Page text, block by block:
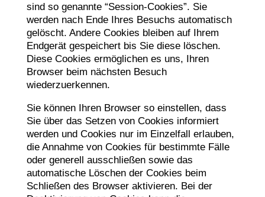
sind so genannte “Session-Cookies”. Sie
werden nach Ende Ihres Besuchs automatisch
gelöscht. Andere Cookies bleiben auf Ihrem
Endgerät gespeichert bis Sie diese löschen.
Diese Cookies ermöglichen es uns, Ihren
Browser beim nächsten Besuch
wiederzuerkennen.
Sie können Ihren Browser so einstellen, dass
Sie über das Setzen von Cookies informiert
werden und Cookies nur im Einzelfall erlauben,
die Annahme von Cookies für bestimmte Fälle
oder generell ausschließen sowie das
automatische Löschen der Cookies beim
Schließen des Browser aktivieren. Bei der